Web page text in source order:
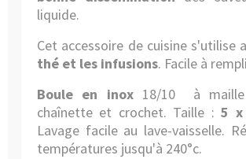
liquide.
Cet accessoire de cuisine s'utilise
thé et les infusions. Facile à
Boule en inox18/10 à maille
chaînette et crochet. Taille :5 x
Lavage facile au lave-vaisselle.
températures jusqu'à 240°c.